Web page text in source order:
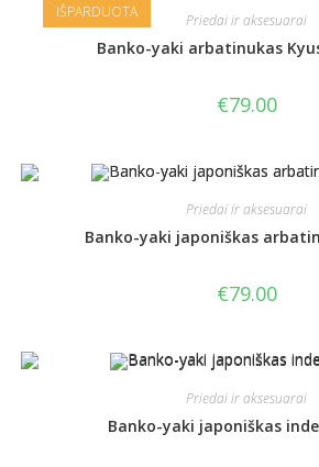
IŠPARDUOTA Priedai ir aksesuarai
Banko-yaki arbatinukas
€79.00
Priedai ir aksesuarai
Banko-yaki japoniškas
€79.00
Priedai ir aksesuarai
Banko-yaki japoniškas